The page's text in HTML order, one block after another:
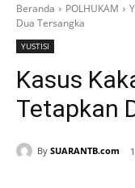
Beranda POLHUKAM
Dua Tersangka
YUSTISI
Kasus
Tetapkan
By SUARANTB.com